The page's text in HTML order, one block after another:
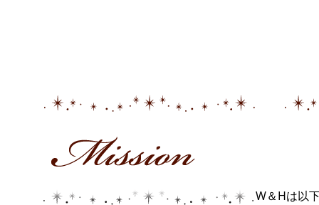
W＆Hは以